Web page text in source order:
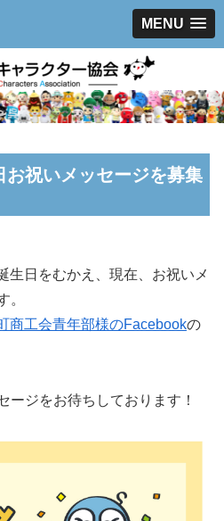
MENU
お祝いメッセージを募集
生日をむかえ、現在、お祝いメ
。
商工会青年部様のFacebookの
ージをお待ちしております！